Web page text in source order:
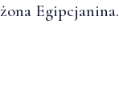
żona Egipcjanina.